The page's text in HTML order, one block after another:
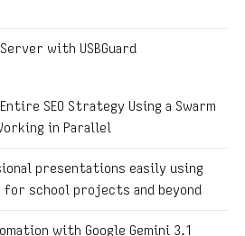
with USBGuard
SEO Strategy Using a Swarm
in Parallel
presentations easily using
for school projects and beyond
with Google Gemini 3.1